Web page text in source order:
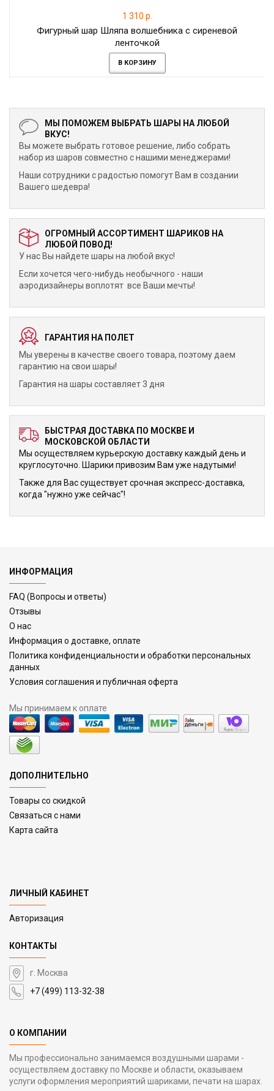
1 310 р.
Фигурный шар Шляпа волшебника с сиреневой
ленточкой
В КОРЗИНУ
МЫ ПОМОЖЕМ ВЫБРАТЬ ШАРЫ НА ЛЮБОЙ
ВКУС!
Вы можете выбрать готовое решение, либо собрать
набор из шаров совместно с нашими менеджерами!
Наши сотрудники с радостью помогут Вам в создании
Вашего шедевра!
ОГРОМНЫЙ АССОРТИМЕНТ ШАРИКОВ НА
ЛЮБОЙ ПОВОД!
У нас Вы найдете шары на любой вкус!
Если хочется чего-нибудь необычного - наши
аэродизайнеры воплотят все Ваши мечты!
ГАРАНТИЯ НА ПОЛЕТ
Мы уверены в качестве своего товара, поэтому даем
гарантию на свои шары!
Гарантия на шары составляет 3 дня
БЫСТРАЯ ДОСТАВКА ПО МОСКВЕ И
МОСКОВСКОЙ ОБЛАСТИ
Мы осуществляем курьерскую доставку каждый день и
круглосуточно. Шарики привозим Вам уже надутыми!
Также для Вас существует срочная экспресс-доставка,
когда "нужно уже сейчас"!
ИНФОРМАЦИЯ
FAQ (Вопросы и ответы)
Отзывы
О нас
Информация о доставке, оплате
Политика конфиденциальности и обработки персональных
данных
Условия соглашения и публичная оферта
Мы принимаем к оплате
ДОПОЛНИТЕЛЬНО
Товары со скидкой
Связаться с нами
Карта сайта
ЛИЧНЫЙ КАБИНЕТ
Авторизация
КОНТАКТЫ
г. Москва
+7 (499) 113-32-38
О КОМПАНИИ
Мы профессионально занимаемся воздушными шарами -
осуществляем доставку по Москве и области, оказываем
услуги оформления мероприятий шариками, печати на шарах.